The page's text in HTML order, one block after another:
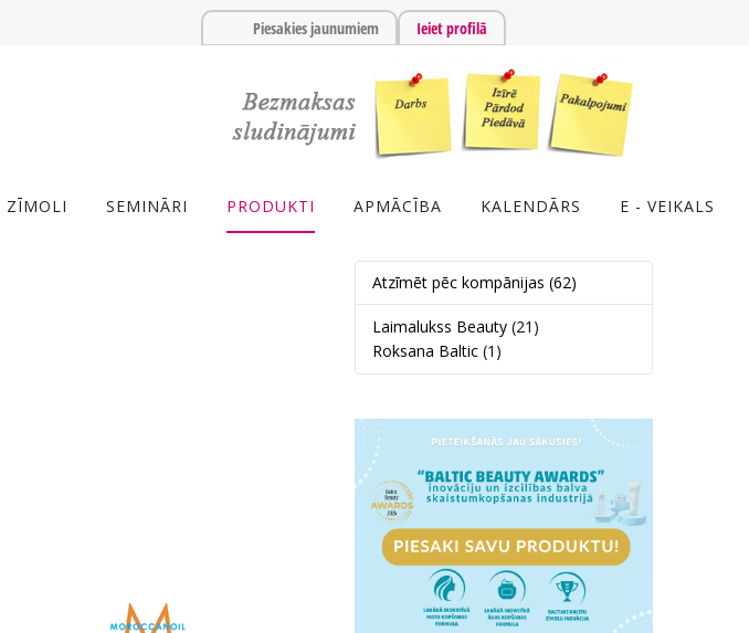
Piesakies jaunumiem Ieiet profilā
ZĪMOLI SEMINĀRI PRODUKTI APMĀCĪBA KALENDĀRS E - VEIKALS
Atzīmēt pēc kompānijas (62)
Laimalukss Beauty (21)
Roksana Baltic (1)